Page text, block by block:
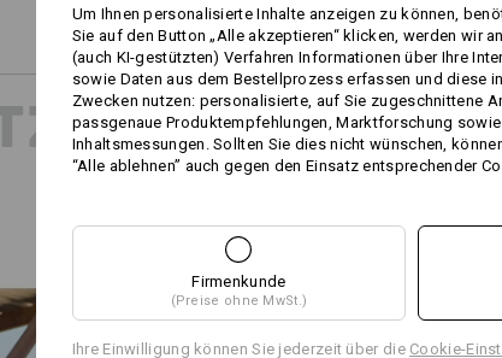
Um Ihnen personalisierte Inhalte anzeigen zu können,
Sie auf den Button „Alle akzeptieren“ klicken, werden wir
(auch KI-gestützten) Verfahren Informationen über Ihre
sowie Daten aus dem Bestellprozess erfassen und diese
Zwecken nutzen: personalisierte, auf Sie zugeschnittene
passgenaue Produktempfehlungen, Marktforschung
Inhaltsmessungen. Sollten Sie dies nicht wünschen,
“Alle ablehnen” auch gegen den Einsatz entsprechender
Firmenkunde
(Preise ohne MwSt.)
Ihre Einwilligung können Sie jederzeit über die Cookie-